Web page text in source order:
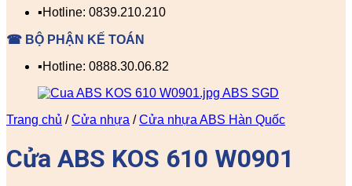
▪️Hotline: 0839.210.210
☎ BỘ PHẬN KẾ TOÁN
▪️Hotline: 0888.30.06.82
Trang chủ / Cửa nhựa / Cửa nhựa ABS Hàn Quốc
Cửa ABS KOS 610 W0901